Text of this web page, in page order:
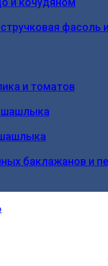
фасоль
и томатов
шашлыка
баклажанов и